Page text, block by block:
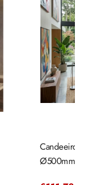
Candeeiro
Ø500mm